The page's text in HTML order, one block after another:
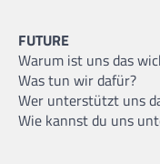
FUTURE
Warum ist uns das
Was tun wir dafür?
Wer unterstützt uns
Wie kannst du uns